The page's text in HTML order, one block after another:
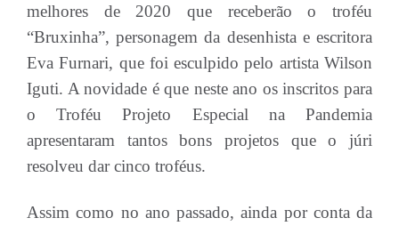
melhores de 2020 que receberão o troféu
“Bruxinha”, personagem da desenhista e escritora
Eva Furnari, que foi esculpido pelo artista Wilson
Iguti. A novidade é que neste ano os inscritos para
o Troféu Projeto Especial na Pandemia
apresentaram tantos bons projetos que o júri
resolveu dar cinco troféus.
Assim como no ano passado, ainda por conta da